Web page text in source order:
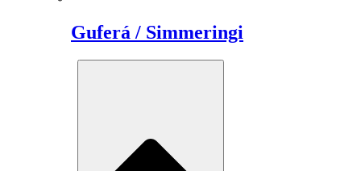
Guferá / Simmeringi